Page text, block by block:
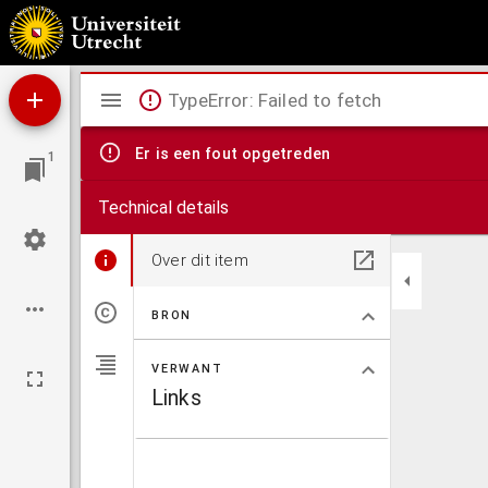
Open brief aan een vriend, naar aanleiding van hetgeen door den heer L. Mees, op
1
Mirador
viewer
TypeError: Failed to fetch
Er is een fout opgetreden
Technical details
Over dit item
BRON
VERWANT
Links